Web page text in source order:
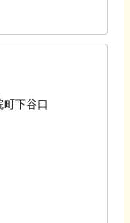
町下谷口